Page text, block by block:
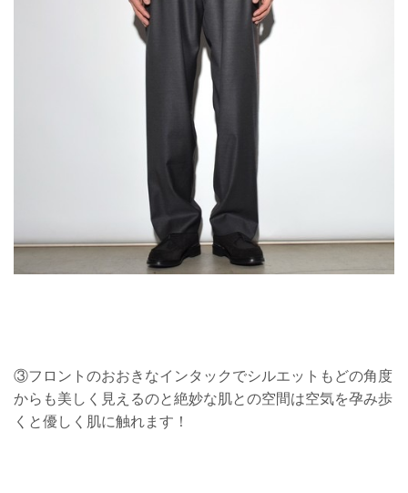
③フロントのおおきなインタックでシルエットもどの角度
からも美しく見えるのと絶妙な肌との空間は空気を孕み歩
くと優しく肌に触れます！